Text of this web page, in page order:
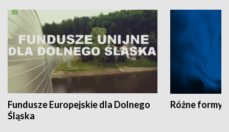
Fundusze Europejskie dla Dolnego
Śląska
Różne formy